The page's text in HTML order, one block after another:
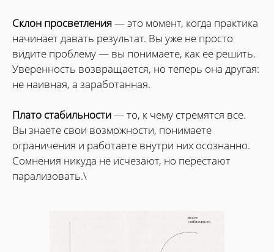
Склон просветления— это момент, когда практика
начинает давать результат. Вы уже не просто
видите проблему — вы понимаете, как её решить.
Уверенность возвращается, но теперь она другая:
не наивная, а заработанная.
Плато стабильности— то, к чему стремятся все.
Вы знаете свои возможности, понимаете
ограничения и работаете внутри них осознанно.
Сомнения никуда не исчезают, но перестают
парализовать.\